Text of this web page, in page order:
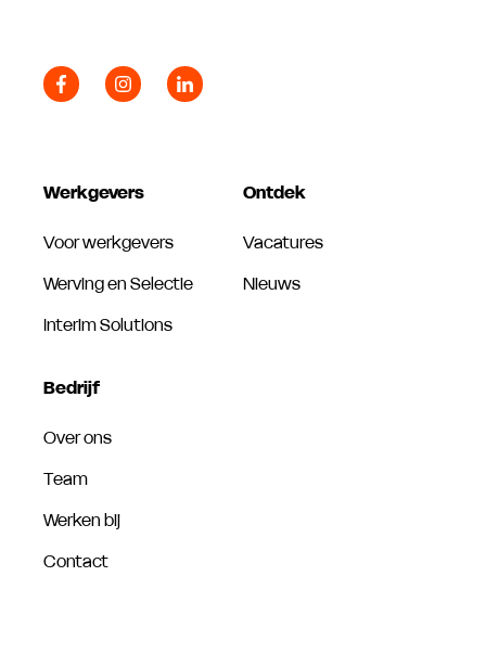
Werkgevers
Voor werkgevers
Werving en Selectie
Interim Solutions
Ontdek
Vacatures
Nieuws
Bedrijf
Over ons
Team
Werken bij
Contact